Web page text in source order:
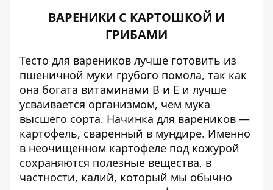
ВАРЕНИКИ С КАРТОШКОЙ И
ГРИБАМИ
Тесто для вареников лучше готовить из
пшеничной муки грубого помола, так как
она богата витаминами В и Е и лучше
усваивается организмом, чем мука
высшего сорта. Начинка для вареников —
картофель, сваренный в мундире. Именно
в неочищенном картофеле под кожурой
сохраняются полезные вещества, в
частности, калий, который мы обычно